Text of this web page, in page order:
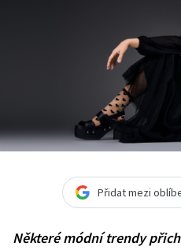
Přidat mezi
Některé módní trendy